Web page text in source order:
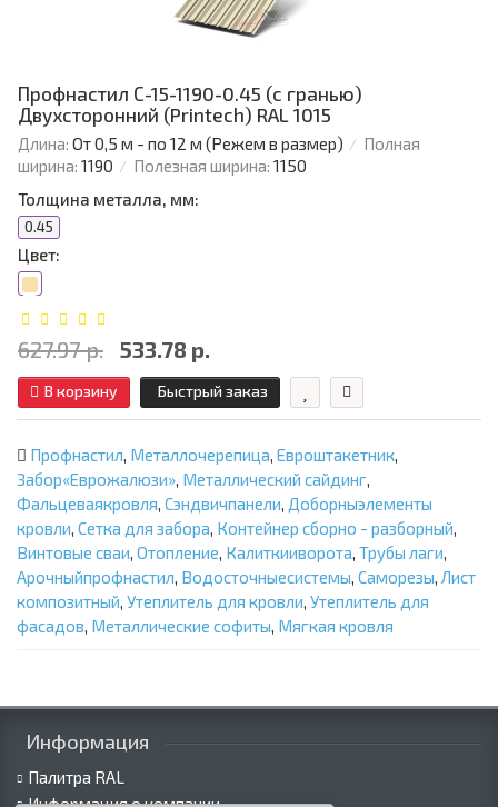
Профнастил С-15-1190-0.45 (с гранью)
Двухсторонний (Printech) RAL 1015
Длина: От 0,5 м - по 12 м (Режем в размер)
Полная
ширина: 1190 Полезная ширина: 1150
Толщина металла, мм:
0.45
Цвет:
627.97 р. 533.78 р.
В корзину Быстрый заказ
Профнастил, Металлочерепица, Евроштакетник,
Забор«Еврожалюзи», Металлический сайдинг,
Фальцеваякровля, Сэндвичпанели, Доборныэлементы
кровли, Сетка для забора, Контейнер сборно - разборный,
Винтовые сваи, Отопление, Калиткииворота, Трубы лаги,
Арочныйпрофнастил, Водосточныесистемы, Саморезы, Лист
композитный, Утеплитель для кровли, Утеплитель для
фасадов, Металлические софиты, Мягкая кровля
Информация
Палитра RAL